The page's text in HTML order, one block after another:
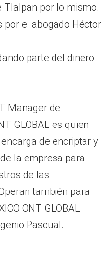
Tlalpan por lo mismo.
el abogado Héctor
parte del dinero
Manager de
GLOBAL es quien
de encriptar y
la empresa para
de las
también para
ONT GLOBAL
Pascual.